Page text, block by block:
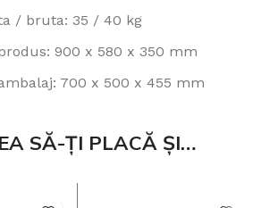
/ bruta: 35 / 40 kg
900 x 580 x 350 mm
700 x 500 x 455 mm
SĂ-ȚI PLACĂ ȘI…